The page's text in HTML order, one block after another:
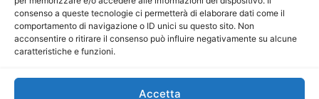
consenso a queste tecnologie ci permetterà di elaborare dati come il
comportamento di navigazione o ID unici su questo sito. Non
acconsentire o ritirare il consenso può influire negativamente su alcune
caratteristiche e funzioni.
Accetta
Direttore Editoriale: Maurizio Scaglione
Direttore Responsabile: Maria Calabrese
P.IVA: 06334930820